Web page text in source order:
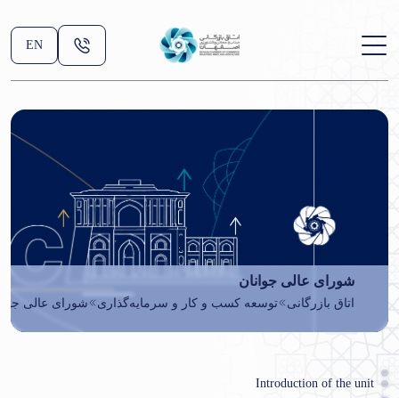
EN
شورای عالی جوانان
اتاق بازرگانی توسعه کسب و کار و سرمایه‌گذاری شورای عالی
Introduction of the unit